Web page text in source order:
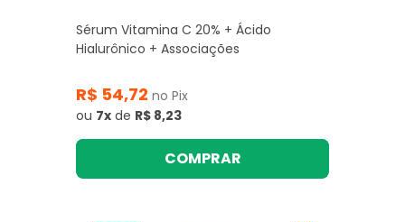
Sérum Vitamina C 20% + Ácido
Hialurônico + Associações
R$ 54,72 no Pix
ou 7x de R$ 8,23
COMPRAR